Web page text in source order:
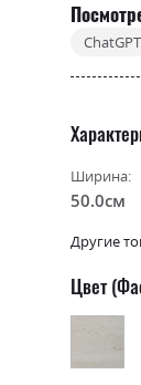
ChatGPT
Ширина:
50.0см
Другие
Цвет